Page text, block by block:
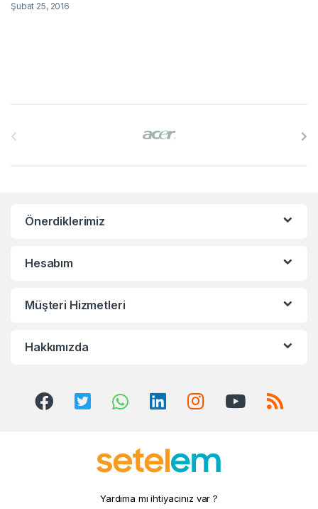
Şubat 25, 2016
Önerdiklerimiz
Hesabım
Müşteri Hizmetleri
Hakkımızda
Yardıma mı ihtiyacınız var ?